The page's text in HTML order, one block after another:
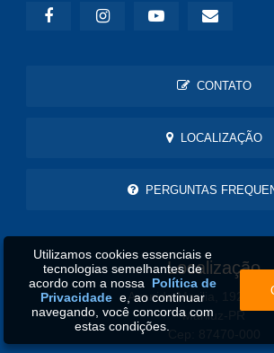
CONTATO
LOCALIZAÇÃO
PERGUNTAS
Localização
Avenida Marilia, 1920 -
Mariluz-PR
Cep: 87470-000
Utilizamos cookies essenciais e
tecnologias semelhantes de
acordo com a nossa Política de
Privacidadee, ao continuar
navegando, você concorda com
estas condições.